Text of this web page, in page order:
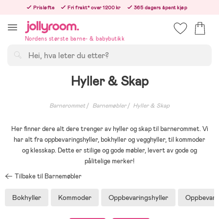
innehållet
Prisløfte Fri frakt* over 1200 kr
365 dagers åpent kjøp
Nordens største barne- & babybutikk
Hyller & Skap
Barnerommet Barnemøbler Hyller & Skap
Her finner dere alt dere trenger av hyller og skap til barnerommet. Vi
har alt fra oppbevaringshyller, bokhyller og vegghyller, til kommoder
og klesskap. Dette er stilige og gode møbler, levert av gode og
pålitelige merker!
Tilbake til Barnemøbler
Bokhyller Kommoder Oppbevaringshyller